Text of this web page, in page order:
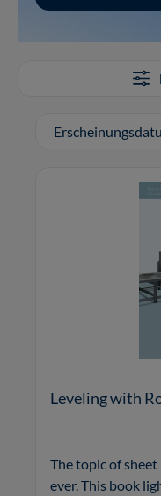
Leveling with
The topic of
ever. This book